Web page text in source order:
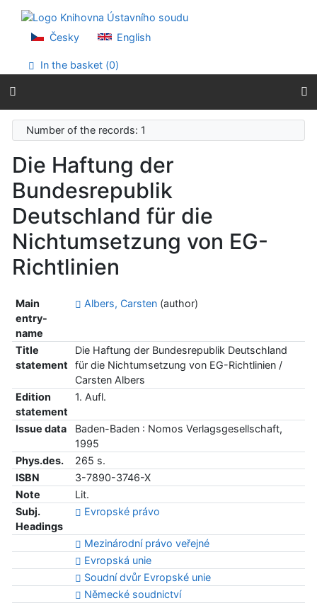
Go to menu
Accessibility declaration
Česky English
In the basket (0)
Number of the records: 1
Die Haftung der
Bundesrepublik
Deutschland für die
Nichtumsetzung von EG-
Richtlinien
Main
entry-
name
Albers, Carsten(author)
Title
statement
Die Haftung der Bundesrepublik Deutschland
für die Nichtumsetzung von EG-Richtlinien /
Carsten Albers
Edition
statement
1. Aufl.
Issue data
Baden-Baden : Nomos Verlagsgesellschaft,
1995
Phys.des.
265 s.
ISBN
3-7890-3746-X
Note
Lit.
Subj.
Headings
Evropské právo
Mezinárodní právo veřejné
Evropská unie
Soudní dvůr Evropské unie
Německé soudnictví